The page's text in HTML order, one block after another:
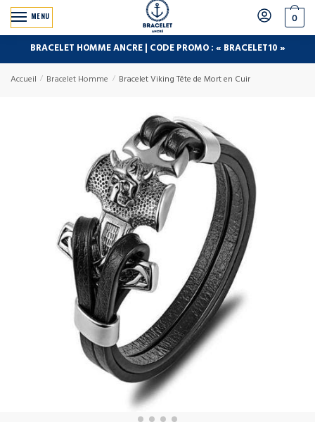
MENU 0
BRACELET HOMME ANCRE | CODE PROMO : « BRACELET10 »
Accueil / Bracelet Homme / Bracelet Viking Tête de Mort en Cuir